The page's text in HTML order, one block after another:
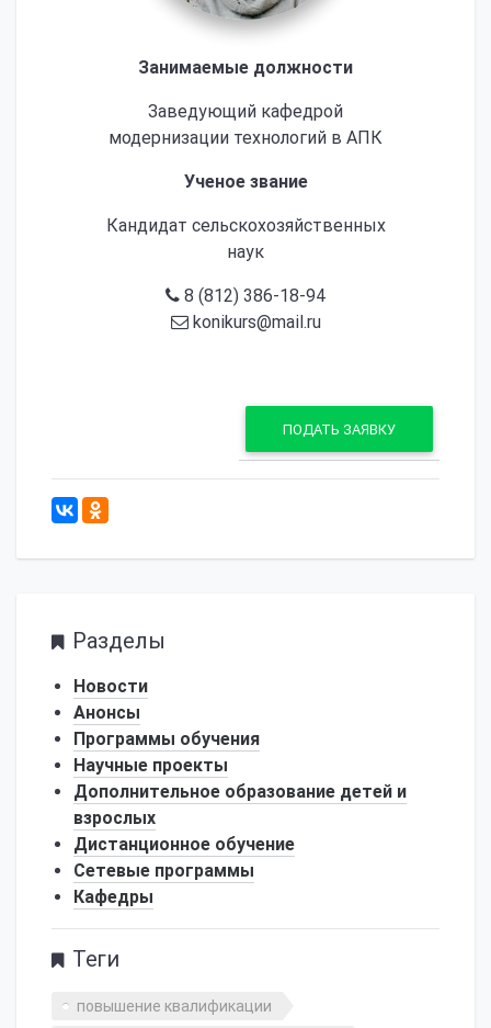
Занимаемые должности
Заведующий кафедрой
модернизации технологий в АПК
Ученое звание
Кандидат сельскохозяйственных
наук
8 (812) 386-18-94
konikurs@mail.ru
ПОДАТЬ ЗАЯВКУ
Разделы
Новости
Анонсы
Программы обучения
Научные проекты
Дополнительное образование детей и
взрослых
Дистанционное обучение
Сетевые программы
Кафедры
Теги
повышение квалификации